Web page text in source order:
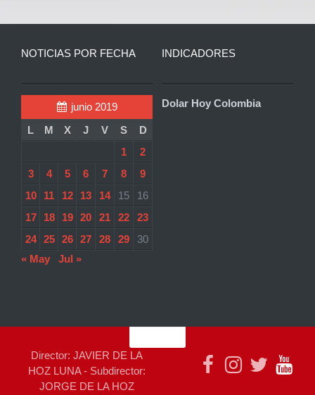
NOTICIAS POR FECHA
junio 2019
L
M X J V S
D
1
2
3
4 5 6 7 8
9
10
11 12 13 14 15
16
17
18 19 20 21 22
23
24
25 26 27 28 29
30
« May
Jul »
INDICADORES
Dolar Hoy Colombia
Director: JAVIER DE LA
HOZ LUNA - Subdirector:
JORGE DE LA HOZ